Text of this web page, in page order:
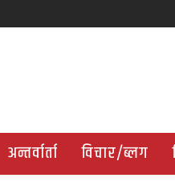
अन्तर्वार्ता विचार/ब्लग